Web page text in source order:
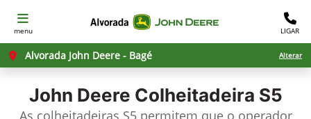
menu LIGAR
Alvorada John Deere - Bagé Alterar
John Deere Colheitadeira S5
As colheitadeiras S5 permitem que o operador